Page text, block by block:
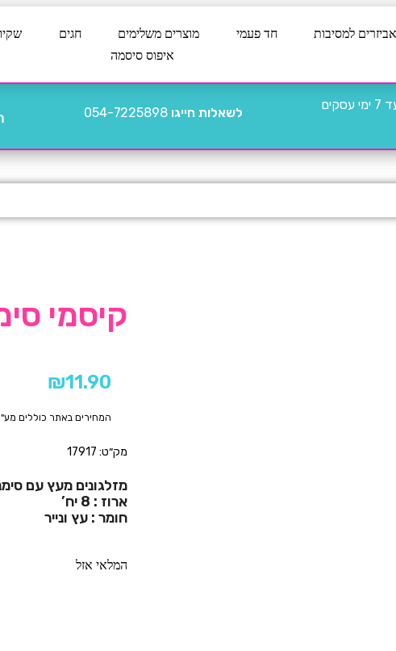
אביזרים למסיבות חד פעמי מוצרים משלימים חגים
איפוס סיסמה
עסקים
לשאלות חייגו 054-7225898
קיסמי
₪11.90
המחירים באתר כוללים
מק״ט: 17917
מזלגונים מעץ עם
ארוז : 8 יח’
חומר : עץ ונייר
המלאי אזל